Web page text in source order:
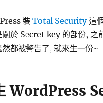
裝Total Security這
關於 Secret key 的部份,
然都被警告了, 就來生一份~
WordPress